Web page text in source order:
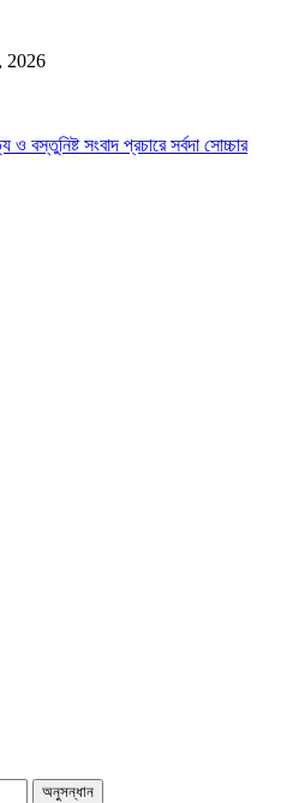
2026
সংবাদ প্রচারে সর্বদা সোচ্চার